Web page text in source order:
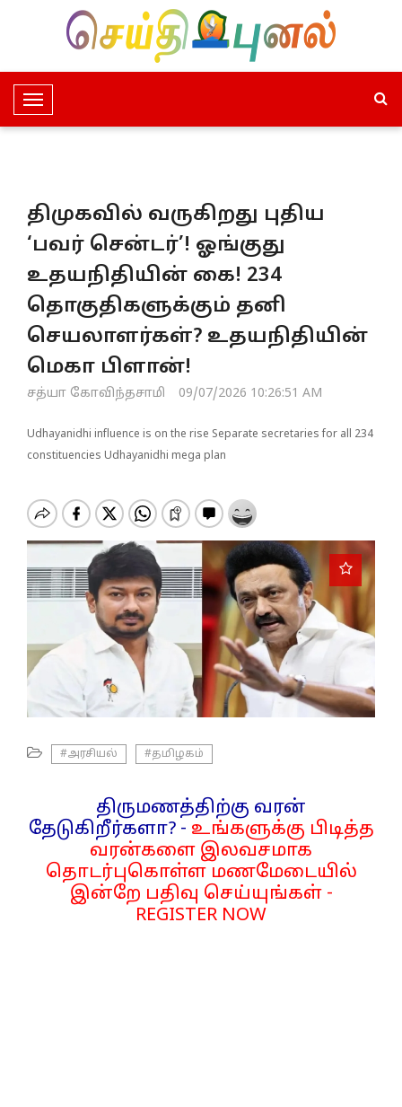
T
o
e
a
v
i
a
t
o
n
திமுகவில் வருகிறது புதிய
‘பவர் சென்டர்’! ஓங்குது
உதயநிதியின் கை! 234
தொகுதிகளுக்கும் தனி
செயலாளர்கள்? உதயநிதியின்
மெகா பிளான்!
சத்யா கோவிந்தசாமி 09/07/2026 10:26:51 AM
Udhayanidhi influence is on the rise Separate secretaries for all 234
constituencies Udhayanidhi mega plan
#அரசியல் #தமிழகம்
திருமணத்திற்கு வரன்
தேடுகிறீர்களா? - உங்களுக்கு பிடித்த
வரன்களை இலவசமாக
தொடர்புகொள்ள மணமேடையில்
இன்றே பதிவு செய்யுங்கள் -
REGISTER NOW